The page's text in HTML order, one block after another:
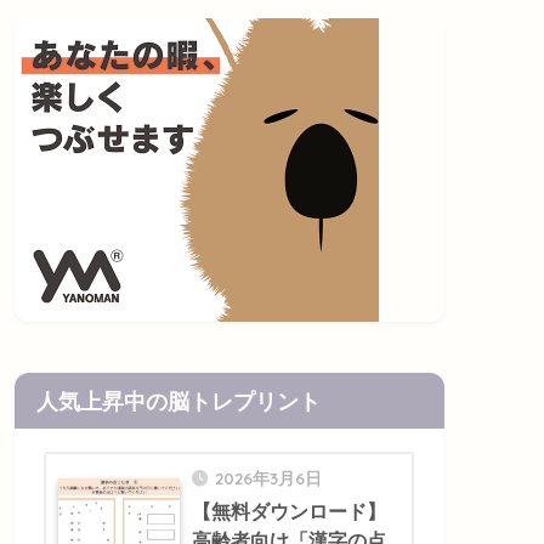
人気上昇中の脳トレプリント
2026年3月6日
【無料ダウンロード】